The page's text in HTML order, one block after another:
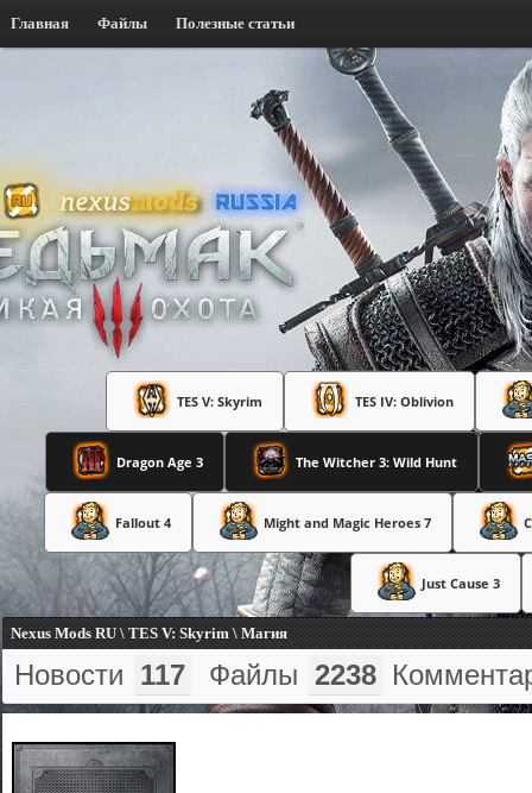
Главная Файлы Полезные статьи
TES V: Skyrim TES IV: Oblivion
Dragon Age 3 The Witcher 3: Wild Hunt
Fallout 4 Might and Magic Heroes 7
Just Cause 3
Nexus Mods RU \ TES V: Skyrim \ Магия
Новости 117 Файлы 2238